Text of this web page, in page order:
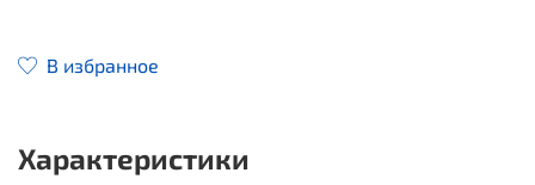
В избранное
Характеристики